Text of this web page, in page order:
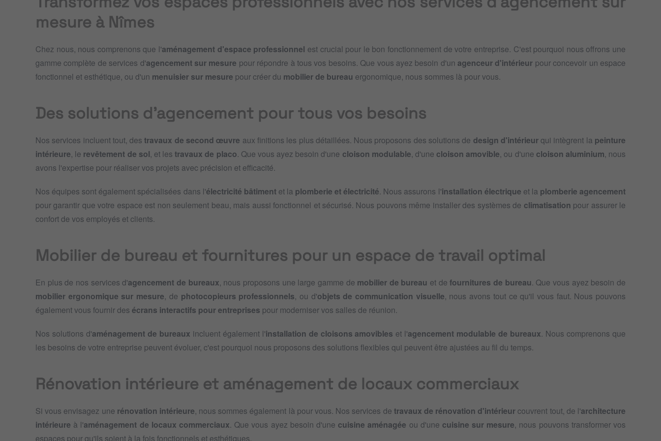
mesure à Nîmes
Chez nous, nous comprenons que l'aménagement d'espace professionnel est crucial pour le bon fonctionnement de votre entreprise. C'est pourquoi nous offrons une
gamme complète de services d'agencement sur mesure pour répondre à tous vos besoins. Que vous ayez besoin d'unagenceur d'intérieur pour concevoir un espace
fonctionnel et esthétique, ou d'un menuisier sur mesure pour créer du mobilier de bureau ergonomique, nous sommes là pour vous.
Des solutions d'agencement pour tous vos besoins
Nos services incluent tout, destravaux de second œuvre aux finitions les plus détaillées. Nous proposons des solutions de design d'intérieurqui intègrent la peinture
intérieure, le revêtement de sol, et lestravaux de placo. Que vous ayez besoin d'une cloison modulable, d'une cloison amovible, ou d'une cloison aluminium, nous
avons l'expertise pour réaliser vos projets avec précision et efficacité.
Nos équipes sont également spécialisées dans l'électricité bâtimentet la plomberie et électricité. Nous assurons l'installation électrique et la plomberie agencement
pour garantir que votre espace est non seulement beau, mais aussi fonctionnel et sécurisé. Nous pouvons même installer des systèmes de climatisation pour assurer le
confort de vos employés et clients.
Mobilier de bureau et fournitures pour un espace de travail optimal
En plus de nos services d'agencement de bureaux, nous proposons une large gamme de mobilier de bureau et defournitures de bureau. Que vous ayez besoin de
mobilier ergonomique sur mesure, de photocopieurs professionnels, ou d'objets de communication visuelle, nous avons tout ce qu'il vous faut. Nous pouvons
également vous fournir des écrans interactifs pour entreprises pour moderniser vos salles de réunion.
Nos solutions d'aménagement de bureaux incluent également l'installation de cloisons amovibles et l'agencement modulable de bureaux. Nous comprenons que
les besoins de votre entreprise peuvent évoluer, c'est pourquoi nous proposons des solutions flexibles qui peuvent être ajustées au fil du temps.
Rénovation intérieure et aménagement de locaux commerciaux
Si vous envisagez une rénovation intérieure, nous sommes également là pour vous. Nos services de travaux de rénovation d'intérieur couvrent tout, de l'architecture
intérieure à l'aménagement de locaux commerciaux. Que vous ayez besoin d'une cuisine aménagée ou d'une cuisine sur mesure, nous pouvons transformer vos
espaces pour qu'ils soient à la fois fonctionnels et esthétiques.